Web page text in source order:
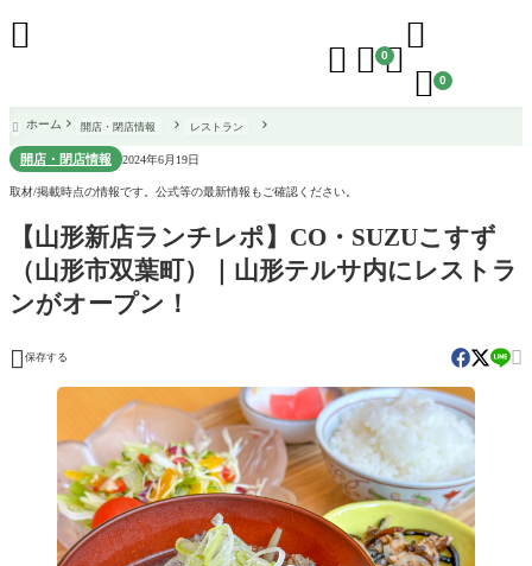
  0

 0

 ホーム 開店・閉店情報 レストラン
開店・閉店情報 2024年6月19日
取材/掲載時点の情報です。公式等の最新情報もご確認ください。
【山形新店ランチレポ】CO・SUZUこすず
（山形市双葉町）｜山形テルサ内にレストラ
ンがオープン！
 保存する 